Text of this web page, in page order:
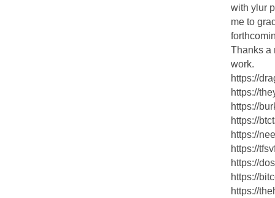
with ylur
me to
Thanks a
work.
https://
https://
https://
https://
https://
https://
https://
https://
https://